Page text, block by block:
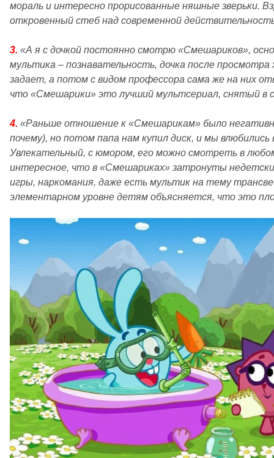
мораль и интересно прорисованные няшные зверьки.
откровенный стеб над современной
3. «А я с дочкой постоянно смотрю «Смешариков»,
мультика – познавательность, дочка после
задает, а потом с видом профессора сама же на них
что «Смешарики» это лучший мультсериал, снятый в
4. «Раньше отношение к «Смешарикам» было
почему), но потом папа нам купил диск, и мы
Увлекательный, с юмором, его можно смотреть в
интересное, что в «Смешариках» затронуты
игры, наркомания, даже есть мультик на тему
элементарном уровне детям объясняется, что это